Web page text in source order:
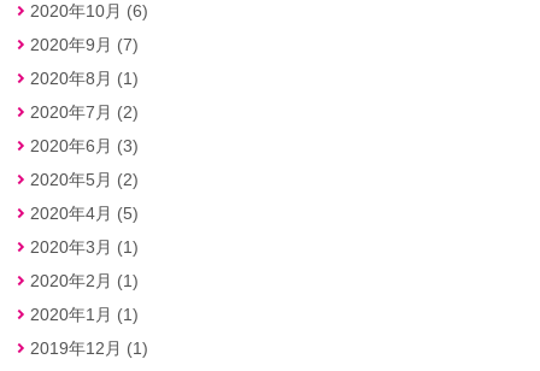
2020年10月 (6)
2020年9月 (7)
2020年8月 (1)
2020年7月 (2)
2020年6月 (3)
2020年5月 (2)
2020年4月 (5)
2020年3月 (1)
2020年2月 (1)
2020年1月 (1)
2019年12月 (1)